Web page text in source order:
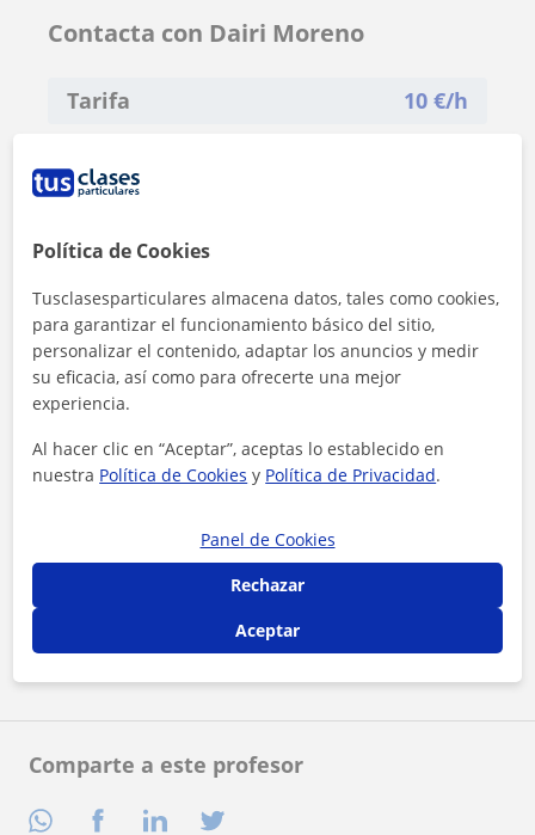
Comparte a este profesor
Contacta con Dairi Moreno
Tarifa 10 €/h
Al hacer clic, aceptas nuestroaviso legaly deprivacidad
Contactar ahora
Política de Cookies
Tusclasesparticulares almacena datos, tales como cookies,
para garantizar el funcionamiento básico del sitio,
personalizar el contenido, adaptar los anuncios y medir
su eficacia, así como para ofrecerte una mejor
experiencia.
Al hacer clic en “Aceptar”, aceptas lo establecido en
nuestra Política de Cookies y Política de Privacidad.
Panel de Cookies
Rechazar
Aceptar